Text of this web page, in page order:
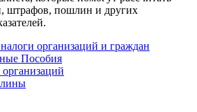
штрафов, пошлин и других
организаций и граждан
Пособия